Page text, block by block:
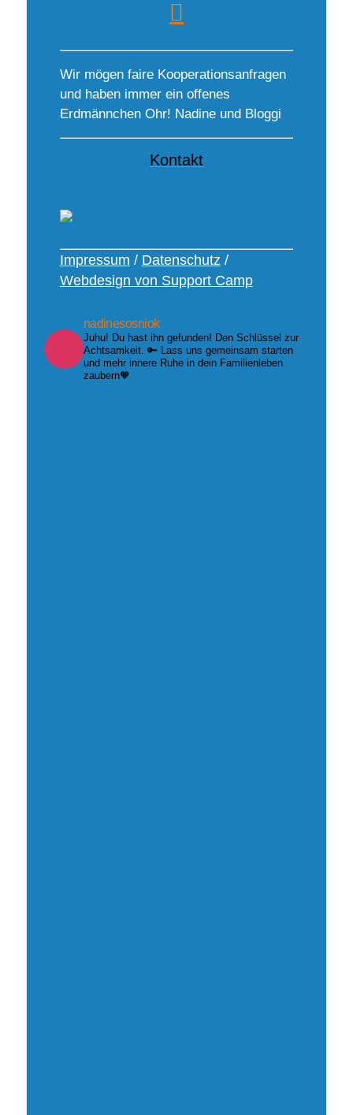
Wir mögen faire Kooperationsanfragen
und haben immer ein offenes
Erdmännchen Ohr! Nadine und Bloggi
Kontakt
Impressum / Datenschutz/
Webdesign von Support Camp
nadinesosniok
Juhu! Du hast ihn gefunden! Den Schlüssel zur
Achtsamkeit. 🔑 Lass uns gemeinsam starten
und mehr innere Ruhe in dein Familienleben
zaubern🧡